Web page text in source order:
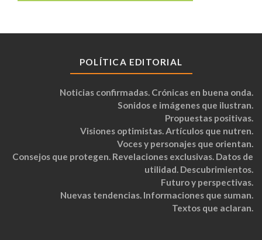
POLÍTICA EDITORIAL
Noticias confirmadas. Crónicas en buena onda.
Sonidos e imágenes que ilustran.
Propuestas positivas.
Visiones optimistas. Artículos que nutren.
Voces y personajes que orientan.
Consejos que protegen. Revelaciones exclusivas. Datos de
utilidad. Descubrimientos.
Futuro y perspectivas.
Nuevas tendencias. Informaciones que suman.
Textos que aclaran.